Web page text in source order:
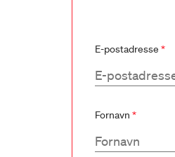
E-postadresse *
Fornavn *